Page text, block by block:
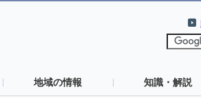
地域の情報 知識・解説